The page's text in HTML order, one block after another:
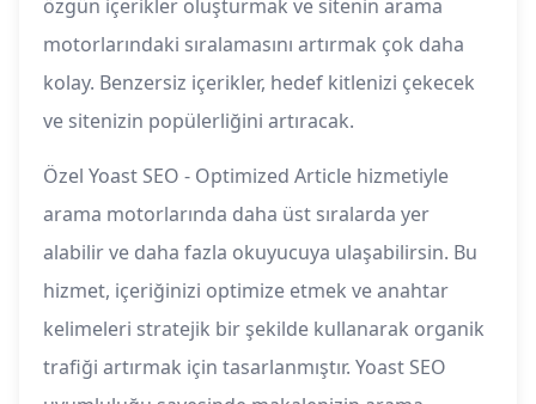
özgün içerikler oluşturmak ve sitenin arama
motorlarındaki sıralamasını artırmak çok daha
kolay. Benzersiz içerikler, hedef kitlenizi çekecek
ve sitenizin popülerliğini artıracak.
Özel Yoast SEO - Optimized Article hizmetiyle
arama motorlarında daha üst sıralarda yer
alabilir ve daha fazla okuyucuya ulaşabilirsin. Bu
hizmet, içeriğinizi optimize etmek ve anahtar
kelimeleri stratejik bir şekilde kullanarak organik
trafiği artırmak için tasarlanmıştır. Yoast SEO